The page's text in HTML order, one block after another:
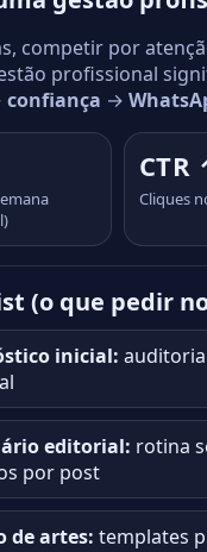
competir por
profissional
confiança →
CTR
Cliques
(o que pedir
inicial:
editorial: rotina
por post
de artes: templates